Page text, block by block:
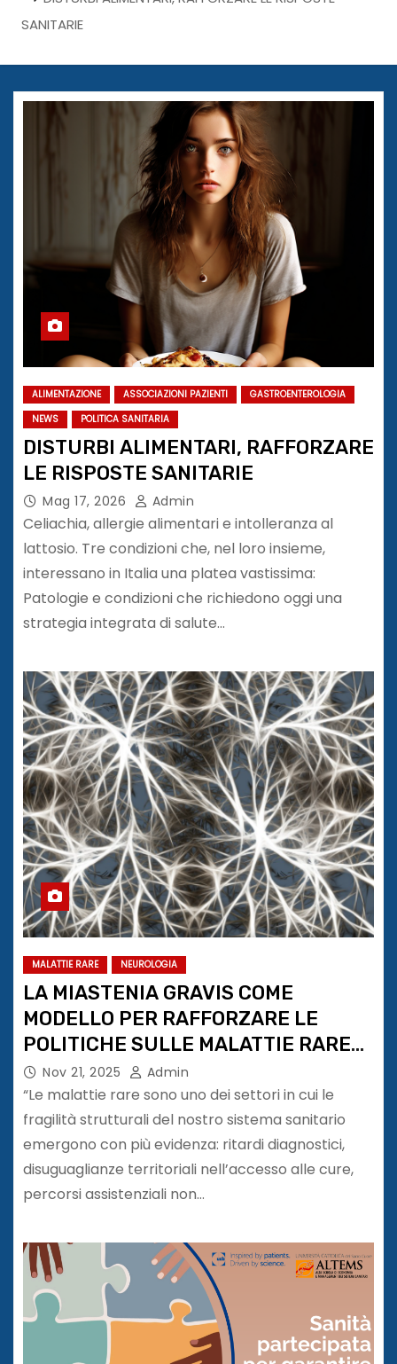
SANITARIE
ALIMENTAZIONE ASSOCIAZIONI PAZIENTI
GASTROENTEROLOGIA
NEWS
POLITICA SANITARIA
DISTURBI ALIMENTARI, RAFFORZARE
LE RISPOSTE SANITARIE
Mag 17, 2026 Admin
Celiachia, allergie alimentari e intolleranza al
lattosio. Tre condizioni che, nel loro insieme,
interessano in Italia una platea vastissima:
Patologie e condizioni che richiedono oggi una
strategia integrata di salute…
MALATTIE RARE NEUROLOGIA
LA MIASTENIA GRAVIS COME
MODELLO PER RAFFORZARE LE
POLITICHE SULLE MALATTIE RARE
IN ITALIA
Nov 21, 2025 Admin
“Le malattie rare sono uno dei settori in cui le
fragilità strutturali del nostro sistema sanitario
emergono con più evidenza: ritardi diagnostici,
disuguaglianze territoriali nell’accesso alle cure,
percorsi assistenziali non…